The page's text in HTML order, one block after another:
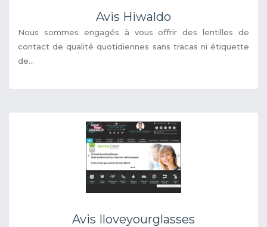
Avis Hiwaldo
Nous sommes engagés à vous offrir des lentilles de
contact de qualité quotidiennes sans tracas ni étiquette
de...
Avis Iloveyourglasses